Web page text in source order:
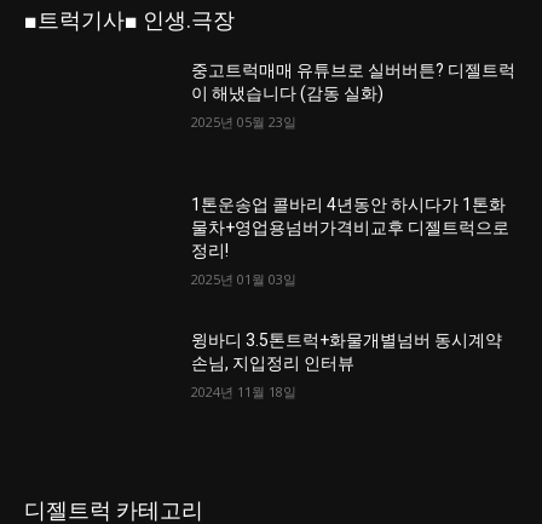
■트럭기사■ 인생.극장
중고트럭매매 유튜브로 실버버튼? 디젤트럭
이 해냈습니다 (감동 실화)
2025년 05월 23일
1톤운송업 콜바리 4년동안 하시다가 1톤화
물차+영업용넘버가격비교후 디젤트럭으로
정리!
2025년 01월 03일
윙바디 3.5톤트럭+화물개별넘버 동시계약
손님, 지입정리 인터뷰
2024년 11월 18일
디젤트럭 카테고리